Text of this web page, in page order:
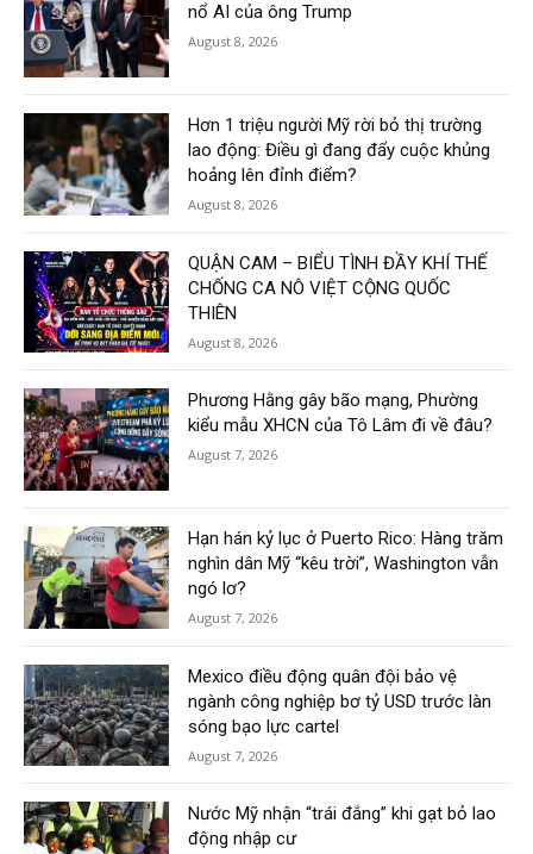
nổ AI của ông Trump
August 8, 2026
Hơn 1 triệu người Mỹ rời bỏ thị trường
lao động: Điều gì đang đẩy cuộc khủng
hoảng lên đỉnh điểm?
August 8, 2026
QUẬN CAM – BIỂU TÌNH ĐẦY KHÍ THẾ
CHỐNG CA NÔ VIỆT CỘNG QUỐC
THIÊN
August 8, 2026
Phương Hằng gây bão mạng, Phường
kiểu mẫu XHCN của Tô Lâm đi về đâu?
August 7, 2026
Hạn hán kỷ lục ở Puerto Rico: Hàng trăm
nghìn dân Mỹ “kêu trời”, Washington vẫn
ngó lơ?
August 7, 2026
Mexico điều động quân đội bảo vệ
ngành công nghiệp bơ tỷ USD trước làn
sóng bạo lực cartel
August 7, 2026
Nước Mỹ nhận “trái đắng” khi gạt bỏ lao
động nhập cư